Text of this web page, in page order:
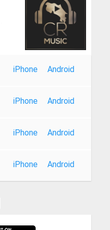
iPhone Android
iPhone Android
iPhone Android
iPhone Android